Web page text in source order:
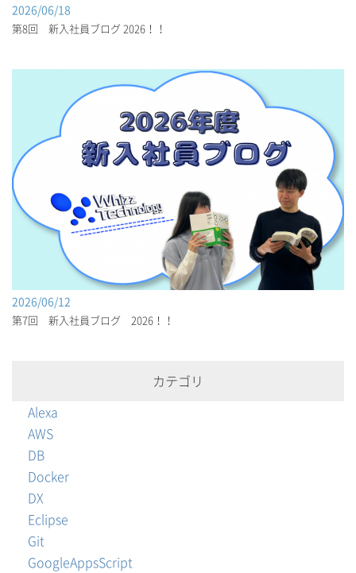
2026/06/18
第8回 新入社員ブログ 2026！！
2026/06/12
第7回 新入社員ブログ 2026！！
カテゴリ
Alexa
AWS
DB
Docker
DX
Eclipse
Git
GoogleAppsScript